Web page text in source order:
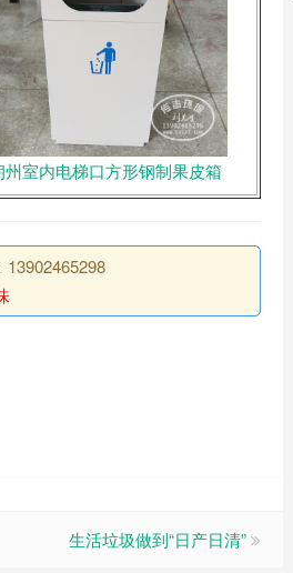
州室内电梯口方形钢制果皮箱
生活垃圾做到“日产日清”